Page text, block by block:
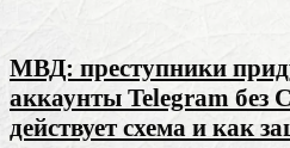
МВД: преступники
аккаунты Telegram
действует схема и как